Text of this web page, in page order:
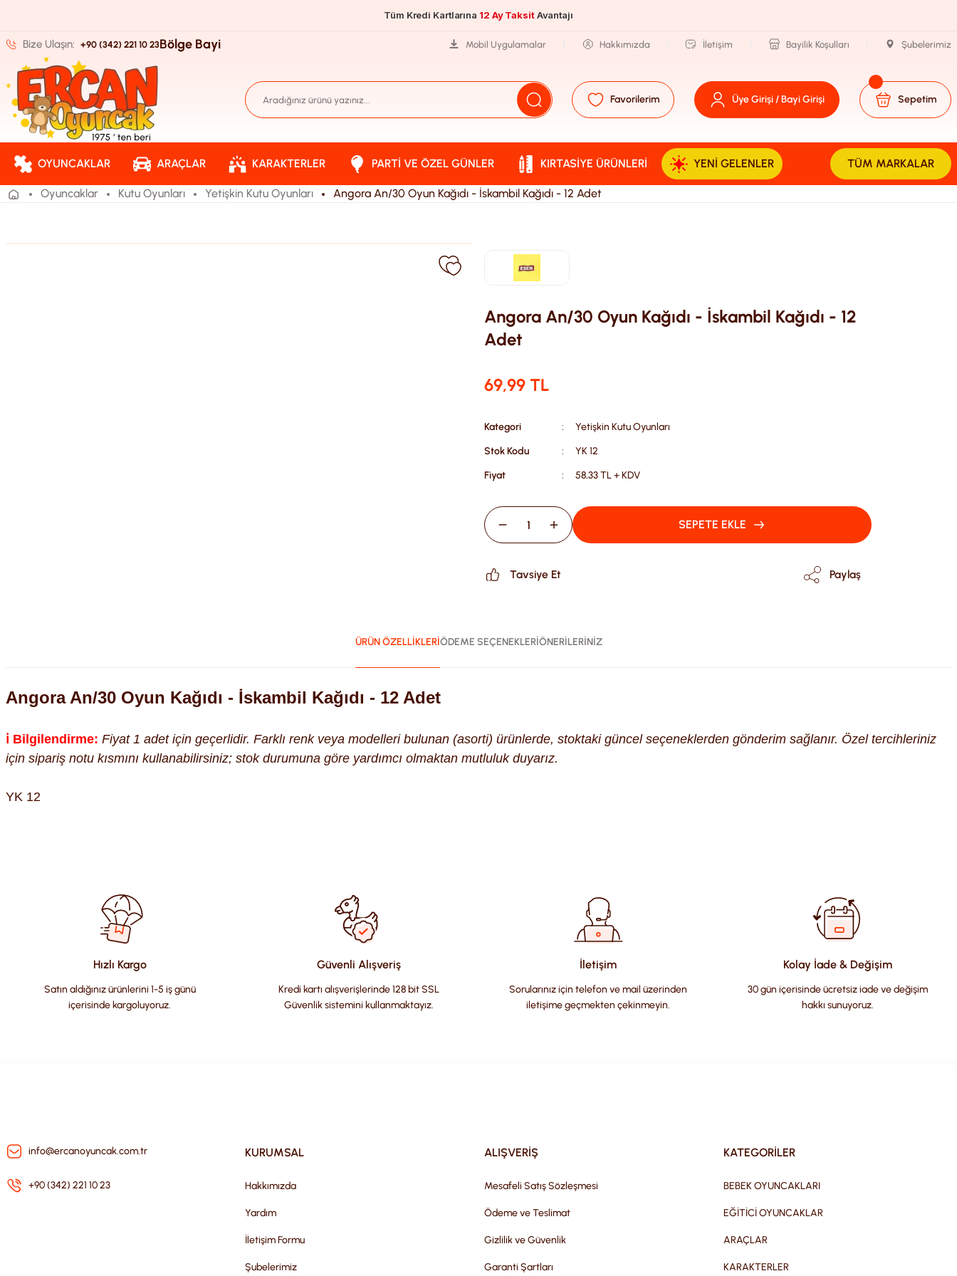
Tüm Kredi Kartlarına 12 Ay TaksitAvantajı
Bize Ulaşın: +90 (342) 221 10 23Bölge Bayi Mobil Uygulamalar Hakkımızda İletişim Bayilik Koşulları Şubelerimiz
Favorilerim Üye Girişi / Bayi Girişi Sepetim
OYUNCAKLAR ARAÇLAR KARAKTERLER PARTI VE ÖZEL GÜNLER KIRTASIYE ÜRÜNLERI YENI GELENLER TÜM MARKALAR
Oyuncaklar Kutu Oyunları Yetişkin Kutu Oyunları Angora An/30 Oyun Kağıdı - İskambil Kağıdı - 12 Adet
Angora An/30 Oyun Kağıdı - İskambil Kağıdı - 12
Adet
69,99 TL
Kategori
Yetişkin Kutu Oyunları
Stok Kodu
YK 12
Fiyat
58,33 TL + KDV
SEPETE EKLE
Tavsiye Et Paylaş
ÜRÜN ÖZELLİKLERİÖDEME SEÇENEKLERİÖNERİLERİNİZ
Angora An/30 Oyun Kağıdı - İskambil Kağıdı - 12 Adet
ℹ️ Bilgilendirme: Fiyat 1 adet için geçerlidir. Farklı renk veya modelleri bulunan (asorti) ürünlerde, stoktaki güncel seçeneklerden gönderim sağlanır. Özel tercihleriniz
için sipariş notu kısmını kullanabilirsiniz; stok durumuna göre yardımcı olmaktan mutluluk duyarız.
YK 12
Ürün resmi kalitesiz, bozuk veya görüntülenemiyor.
Ürün açıklamasında eksik bilgiler bulunuyor.
Ürün bilgilerinde hatalar bulunuyor.
Bu ürüne benzer farklı alternatifler olmalı.
Hızlı Kargo
Satın aldığınız ürünlerini 1-5 iş günü
içerisinde kargoluyoruz.
Güvenli Alışveriş
Kredi kartı alışverişlerinde 128 bit SSL
Güvenlik sistemini kullanmaktayız.
İletişim
Sorularınız için telefon ve mail üzerinden
iletişime geçmekten çekinmeyin.
Kolay İade & Değişim
30 gün içerisinde ücretsiz iade ve değişim
hakkı sunuyoruz.
info@ercanoyuncak.com.tr
+90 (342) 221 10 23
KURUMSAL
Hakkımızda
Yardım
İletişim Formu
Şubelerimiz
ALIŞVERİŞ
Mesafeli Satış Sözleşmesi
Ödeme ve Teslimat
Gizlilik ve Güvenlik
Garanti Şartları
KATEGORİLER
BEBEK OYUNCAKLARI
EĞİTİCİ OYUNCAKLAR
ARAÇLAR
KARAKTERLER